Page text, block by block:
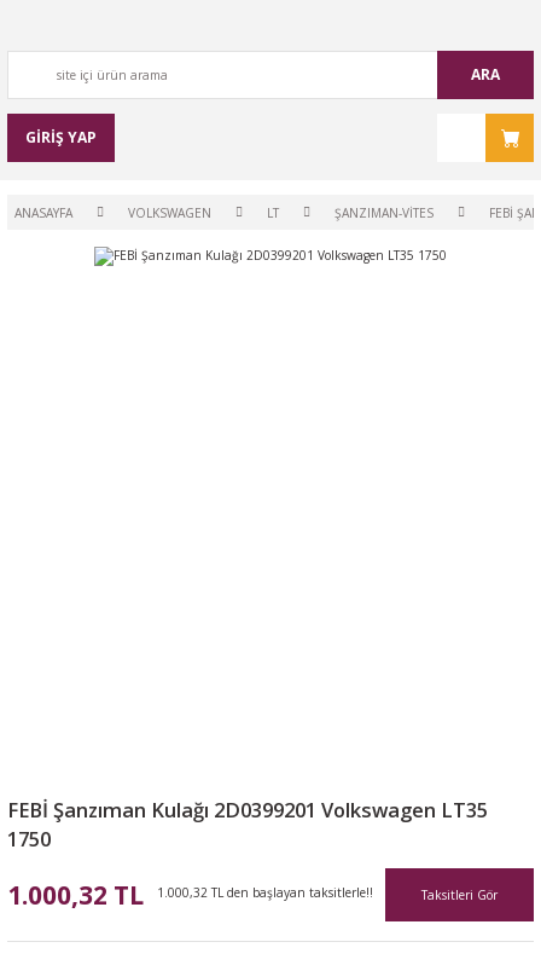
ARA
GİRİŞ YAP
ANASAYFA VOLKSWAGEN LT ŞANZIMAN-VİTES FEBİ
FEBİ Şanzıman Kulağı 2D0399201 Volkswagen LT35
1750
1.000,32 TL 1.000,32 TL den başlayan taksitlerle!! Taksitleri Gör